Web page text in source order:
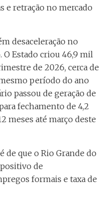
e retração no mercado
desaceleração no
O Estado criou 46,9 mil
de 2026, cerca de
período do ano
passou de geração de
fechamento de 4,2
meses até março deste
de que o Rio Grande do
de
formais e taxa de